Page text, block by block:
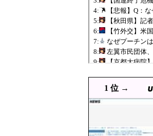
08/08 19:55 GIF
08/08 19:40 JPG
08/08 19:39
08/08 19:29 JPG
08/08 19:20
08/08 19:10 JPG
08/08 19:00 PNG
1 位 →